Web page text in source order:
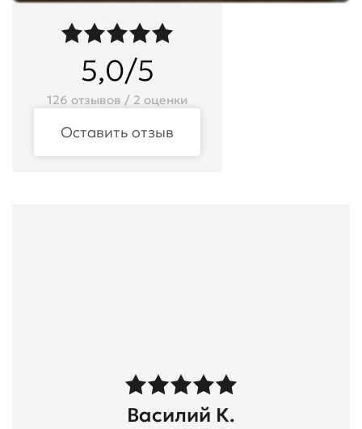
5,0/5
126 отзывов / 2 оценки
Оставить отзыв
Василий К.